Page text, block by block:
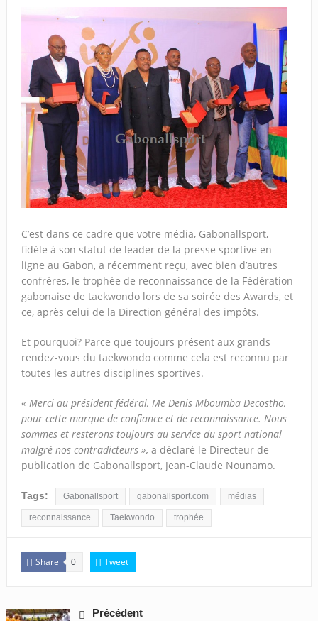
C’est dans ce cadre que votre média, Gabonallsport,
fidèle à son statut de leader de la presse sportive en
ligne au Gabon, a récemment reçu, avec bien d’autres
confrères, le trophée de reconnaissance de la Fédération
gabonaise de taekwondo lors de sa soirée des Awards, et
ce, après celui de la Direction général des impôts.
Et pourquoi? Parce que toujours présent aux grands
rendez-vous du taekwondo comme cela est reconnu par
toutes les autres disciplines sportives.
« Merci au président fédéral, Me Denis Mboumba Decostho,
pour cette marque de confiance et de reconnaissance. Nous
sommes et resterons toujours au service du sport national
malgré nos contradicteurs », a déclaré le Directeur de
publication de Gabonallsport, Jean-Claude Nounamo.
Tags: Gabonallsport gabonallsport.com médias
reconnaissance Taekwondo trophée
Share 0 Tweet
Précédent